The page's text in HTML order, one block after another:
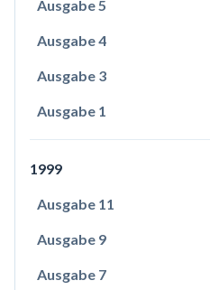
Ausgabe 5
Ausgabe 4
Ausgabe 3
Ausgabe 1
1999
Ausgabe 11
Ausgabe 9
Ausgabe 7